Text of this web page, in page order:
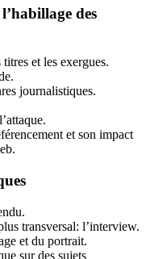
des
et les exergues.
journalistiques.
et son impact
transversal: l’interview.
et du portrait.
sur des sujets